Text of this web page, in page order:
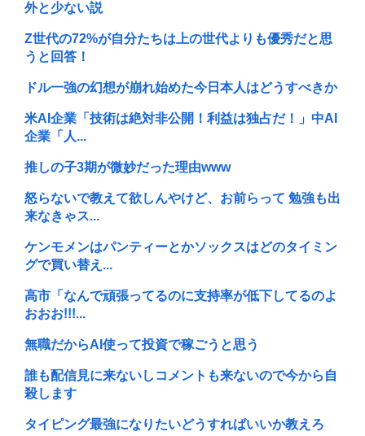
外と少ない説
Z世代の72%が自分たちは上の世代よりも優秀だと思
うと回答！
ドル一強の幻想が崩れ始めた今日本人はどうすべきか
米AI企業「技術は絶対非公開！利益は独占だ！」中AI
企業「人...
推しの子3期が微妙だった理由www
怒らないで教えて欲しんやけど、お前らって 勉強も出
来なきゃス...
ケンモメンはパンティーとかソックスはどのタイミン
グで買い替え...
高市「なんで頑張ってるのに支持率が低下してるのよ
おおお!!!...
無職だからAI使って投資で稼ごうと思う
誰も配信見に来ないしコメントも来ないので今から自
殺します
タイピング最強になりたいどうすればいいか教えろ